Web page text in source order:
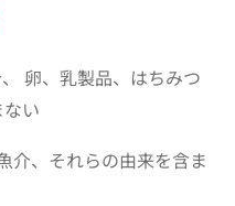
卵、乳製品、はちみつ
い
介、それらの由来を含ま